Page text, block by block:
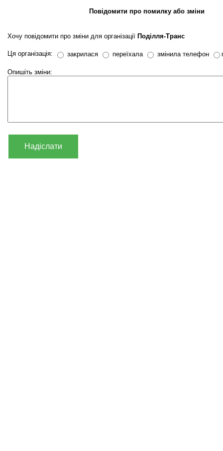
Повідомити про помилку або зміни
Хочу повідомити про зміни для організації Поділля-Транс
Ця організація: закрилася переїхала змінила телефон
Опишіть зміни:
Надіслати